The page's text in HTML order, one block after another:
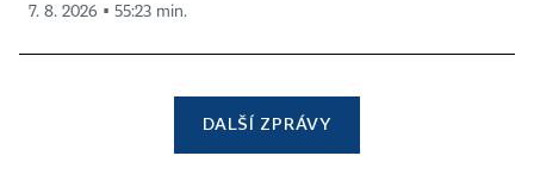
7. 8. 2026 ▪ 55:23 min.
DALŠÍ ZPRÁVY